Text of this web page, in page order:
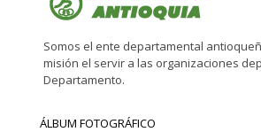
Somos el ente departamental
misión el servir a las organizaciones
Departamento.
ÁLBUM FOTOGRÁFICO